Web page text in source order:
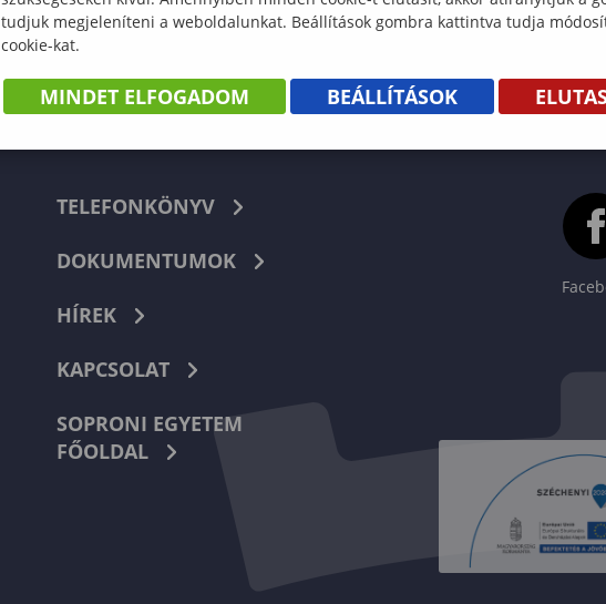
TELEFONKÖNYV
DOKUMENTUMOK
HÍREK
KAPCSOLAT
SOPRONI EGYETEM
FŐOLDAL
tudjuk megjeleníteni a weboldalunkat. Beállítások gombra kattintva tudja
cookie-kat.
MINDET ELFOGADOM BEÁLLÍTÁSOK